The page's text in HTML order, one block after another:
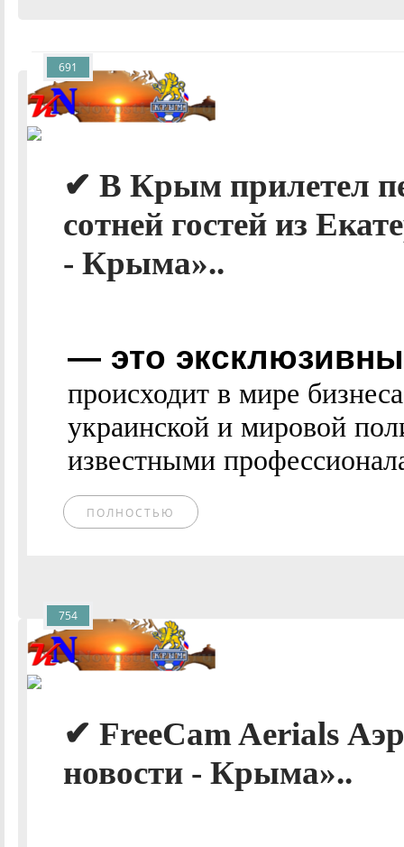
✔ В Крым прилетел
сотней гостей из
- Крыма»..
— это
происходит в мире
украинской и мировой
известными
ПОЛНОСТЬЮ
691
✔ FreeCam Aerials
новости - Крыма»..
754